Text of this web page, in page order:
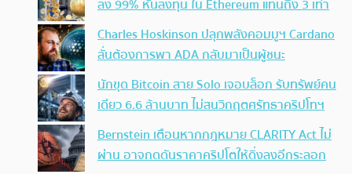
ลง 99% หันลงทุน ใน Ethereum แทนถึง 3 เท่า
Charles Hoskinson ปลุกพลังคอมมูฯ Cardano
ลั่นต้องการพา ADA กลับมาเป็นผู้ชนะ
นักขุด Bitcoin สาย Solo เจอบล็อก รับทรัพย์คน
เดียว 6.6 ล้านบาท ไม่สนวิกฤตศรัทธาคริปโทฯ
Bernstein เตือนหากกฎหมาย CLARITY Act ไม่
ผ่าน อาจกดดันราคาคริปโตให้ดิ่งลงอีกระลอก